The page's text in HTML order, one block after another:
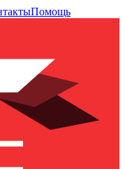
Помощь